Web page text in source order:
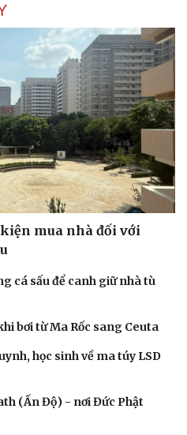
mua nhà đối với
cá sấu để canh giữ nhà tù
bơi từ Ma Rốc sang Ceuta
học sinh về ma túy LSD
(Ấn Độ) - nơi Đức Phật